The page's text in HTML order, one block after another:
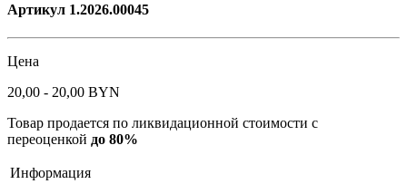
Артикул 1.2026.00045
Цена
20,00 - 20,00 BYN
Товар продается по ликвидационной стоимости с
переоценкой до 80%
Информация